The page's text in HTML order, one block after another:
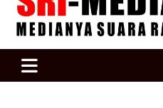
SRI Media news